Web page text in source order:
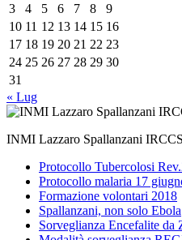
3
4 5 6 7 8
9
10 11 12 13 14 15 16
17 18 19 20 21 22 23
24 25 26 27 28 29 30
31
« Lug
INMI Lazzaro Spallanzani IRCCS
Protocollo Tubercolosi
Protocollo malaria 17
Formazione volontari 2018
Spallanzani, non solo Ebola
Sorveglianza Encefalite da